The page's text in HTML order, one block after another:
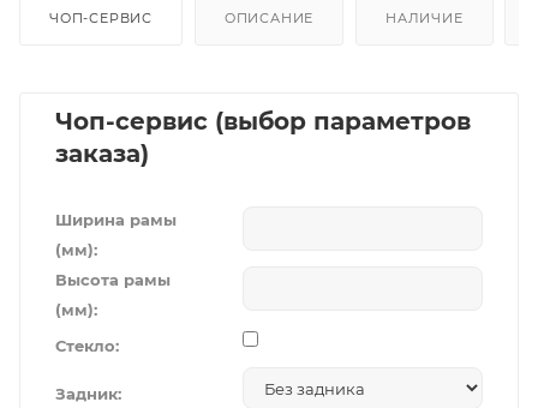
ЧОП-СЕРВИС ОПИСАНИЕ НАЛИЧИЕ
Чоп-сервис (выбор параметров
заказа)
Ширина рамы
(мм):
Высота рамы
(мм):
Стекло:
Задник: